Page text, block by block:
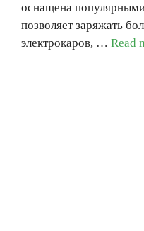
оснащена
позволяет заряжать
электрокаров, … Read